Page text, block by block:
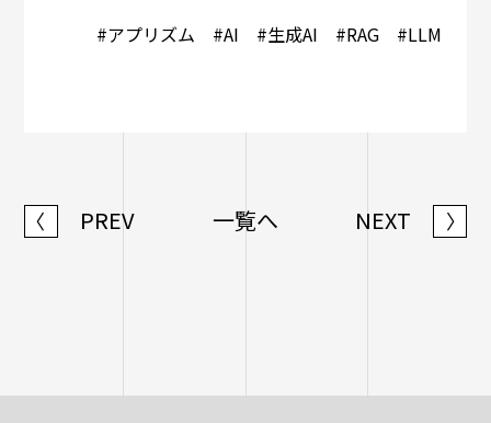
#アプリズム #AI #生成AI #RAG #LLM
〈 PREV 一覧へ NEXT 〉